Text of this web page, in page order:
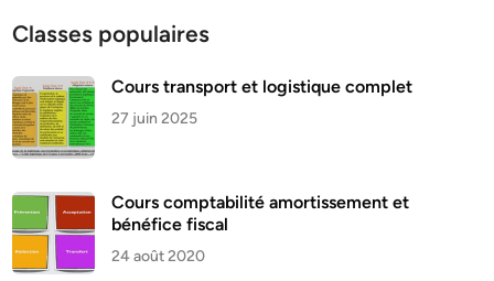
Classes populaires
Cours transport et logistique complet
27 juin 2025
Cours comptabilité amortissement et
bénéfice fiscal
24 août 2020